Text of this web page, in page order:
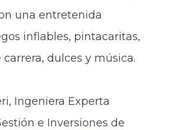
una entretenida
inflables, pintacaritas,
carrera, dulces y música.
Ingeniera Experta
e Inversiones de